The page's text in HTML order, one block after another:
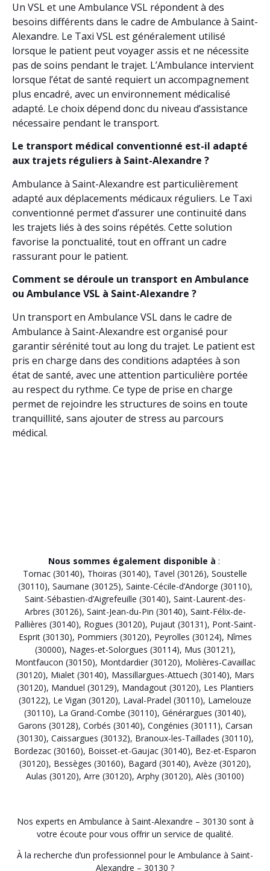
Un VSL et une Ambulance VSL répondent à des
besoins différents dans le cadre de Ambulance à Saint-
Alexandre. Le Taxi VSL est généralement utilisé
lorsque le patient peut voyager assis et ne nécessite
pas de soins pendant le trajet. L’Ambulance intervient
lorsque l’état de santé requiert un accompagnement
plus encadré, avec un environnement médicalisé
adapté. Le choix dépend donc du niveau d’assistance
nécessaire pendant le transport.
Le transport médical conventionné est-il adapté
aux trajets réguliers à Saint-Alexandre ?
Ambulance à Saint-Alexandre est particulièrement
adapté aux déplacements médicaux réguliers. Le Taxi
conventionné permet d’assurer une continuité dans
les trajets liés à des soins répétés. Cette solution
favorise la ponctualité, tout en offrant un cadre
rassurant pour le patient.
Comment se déroule un transport en Ambulance
ou Ambulance VSL à Saint-Alexandre ?
Un transport en Ambulance VSL dans le cadre de
Ambulance à Saint-Alexandre est organisé pour
garantir sérénité tout au long du trajet. Le patient est
pris en charge dans des conditions adaptées à son
état de santé, avec une attention particulière portée
au respect du rythme. Ce type de prise en charge
permet de rejoindre les structures de soins en toute
tranquillité, sans ajouter de stress au parcours
médical.
Nous sommes également disponible à :
Tornac (30140), Thoiras (30140), Tavel (30126), Soustelle
(30110), Saumane (30125), Sainte-Cécile-d’Andorge (30110),
Saint-Sébastien-d’Aigrefeuille (30140), Saint-Laurent-des-
Arbres (30126), Saint-Jean-du-Pin (30140), Saint-Félix-de-
Pallières (30140), Rogues (30120), Pujaut (30131), Pont-Saint-
Esprit (30130), Pommiers (30120), Peyrolles (30124), Nîmes
(30000), Nages-et-Solorgues (30114), Mus (30121),
Montfaucon (30150), Montdardier (30120), Molières-Cavaillac
(30120), Mialet (30140), Massillargues-Attuech (30140), Mars
(30120), Manduel (30129), Mandagout (30120), Les Plantiers
(30122), Le Vigan (30120), Laval-Pradel (30110), Lamelouze
(30110), La Grand-Combe (30110), Générargues (30140),
Garons (30128), Corbés (30140), Congénies (30111), Carsan
(30130), Caissargues (30132), Branoux-les-Taillades (30110),
Bordezac (30160), Boisset-et-Gaujac (30140), Bez-et-Esparon
(30120), Bessèges (30160), Bagard (30140), Avèze (30120),
Aulas (30120), Arre (30120), Arphy (30120), Alès (30100)
Nos experts en Ambulance à Saint-Alexandre – 30130 sont à
votre écoute pour vous offrir un service de qualité.
À la recherche d’un professionnel pour le Ambulance à Saint-
Alexandre – 30130 ?